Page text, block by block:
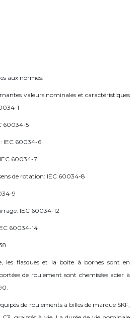
aux normes:
valeurs nominales et caractéristiques
1
60034-5
IEC 60034-6
60034-7
de rotation: IEC 60034-8
9
IEC 60034-12
60034-14
les flasques et la boite à bornes sont en
de roulement sont chemisées acier à
de roulements à billes de marque SKF,